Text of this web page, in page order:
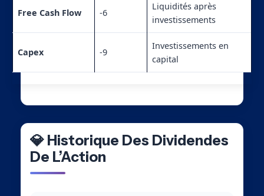
Free Cash Flow -6
Liquidités après
investissements
Capex -9
Investissements en
capital
💎 Historique Des Dividendes
De L’Action